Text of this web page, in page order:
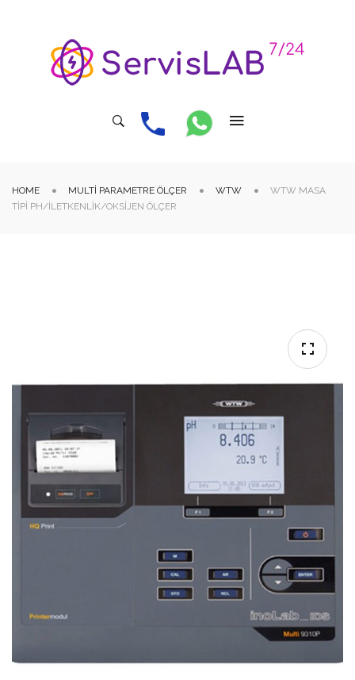
HOME MULTI PARAMETRE ÖLÇER WTW
WTW MASA
TIPI PH/İLETKENLIK/OKSIJEN ÖLÇER